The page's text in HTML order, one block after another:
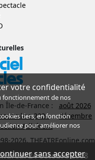
Île-de-France :
août 2026
2026
décembre
Adhérent
2026, THEATREonline.com
24 octobre 2008
votre confidentialité
fonctionnement de nos
tiers, en fonction
pour améliorer nos
sans accepter